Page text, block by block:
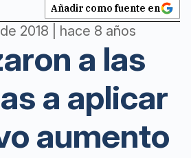
Añadir como fuente en
2018 | hace 8 años
a las
a aplicar
aumento